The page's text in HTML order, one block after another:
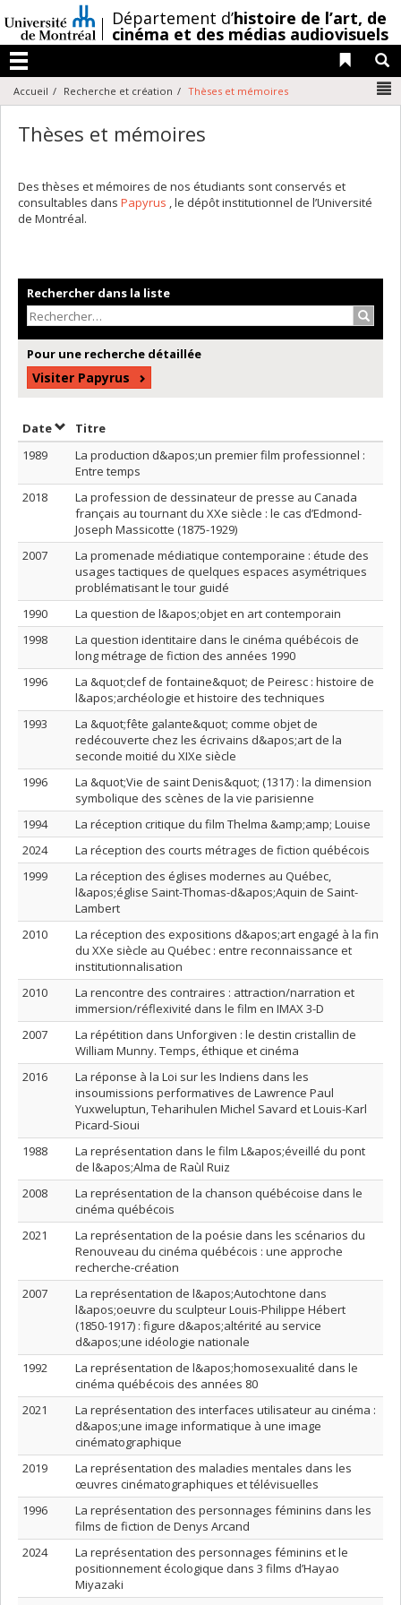
au
contenu
/Département d’histoire de l’art, de
cinéma et des médias audiovisuels
Menu
Liens
Accueil Recherche et création Thèses et mémoires
Thèses et mémoires
Des thèses et mémoires de nos étudiants sont conservés et
consultables dans Papyrus , le dépôt institutionnel de l’Université
de Montréal.
Rechercher dans la liste
Pour une recherche détaillée
Visiter Papyrus
DateTrier par date en ordre croissant
Titre
1989
La production d&apos;un premier film professionnel :
Entre temps
2018
La profession de dessinateur de presse au Canada
français au tournant du XXe siècle : le cas d’Edmond-
Joseph Massicotte (1875-1929)
2007
La promenade médiatique contemporaine : étude des
usages tactiques de quelques espaces asymétriques
problématisant le tour guidé
1990
La question de l&apos;objet en art contemporain
1998
La question identitaire dans le cinéma québécois de
long métrage de fiction des années 1990
1996
La &quot;clef de fontaine&quot; de Peiresc : histoire de
l&apos;archéologie et histoire des techniques
1993
La &quot;fête galante&quot; comme objet de
redécouverte chez les écrivains d&apos;art de la
seconde moitié du XIXe siècle
1996
La &quot;Vie de saint Denis&quot; (1317) : la dimension
symbolique des scènes de la vie parisienne
1994
La réception critique du film Thelma &amp;amp; Louise
2024
La réception des courts métrages de fiction québécois
1999
La réception des églises modernes au Québec,
l&apos;église Saint-Thomas-d&apos;Aquin de Saint-
Lambert
2010
La réception des expositions d&apos;art engagé à la fin
du XXe siècle au Québec : entre reconnaissance et
institutionnalisation
2010
La rencontre des contraires : attraction/narration et
immersion/réflexivité dans le film en IMAX 3-D
2007
La répétition dans Unforgiven : le destin cristallin de
William Munny. Temps, éthique et cinéma
2016
La réponse à la Loi sur les Indiens dans les
insoumissions performatives de Lawrence Paul
Yuxweluptun, Teharihulen Michel Savard et Louis-Karl
Picard-Sioui
1988
La représentation dans le film L&apos;éveillé du pont
de l&apos;Alma de Raùl Ruiz
2008
La représentation de la chanson québécoise dans le
cinéma québécois
2021
La représentation de la poésie dans les scénarios du
Renouveau du cinéma québécois : une approche
recherche-création
2007
La représentation de l&apos;Autochtone dans
l&apos;oeuvre du sculpteur Louis-Philippe Hébert
(1850-1917) : figure d&apos;altérité au service
d&apos;une idéologie nationale
1992
La représentation de l&apos;homosexualité dans le
cinéma québécois des années 80
2021
La représentation des interfaces utilisateur au cinéma :
d&apos;une image informatique à une image
cinématographique
2019
La représentation des maladies mentales dans les
œuvres cinématographiques et télévisuelles
1996
La représentation des personnages féminins dans les
films de fiction de Denys Arcand
2024
La représentation des personnages féminins et le
positionnement écologique dans 3 films d’Hayao
Miyazaki